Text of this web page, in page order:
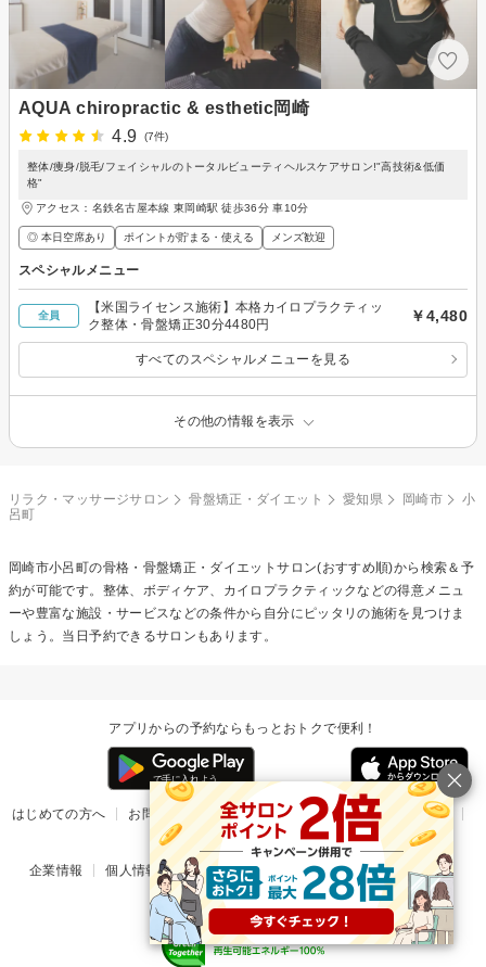
AQUA chiropractic & esthetic岡崎
4.9
(7件)
整体/痩身/脱毛/フェイシャルのトータルビューティヘルスケアサロン!"高技術&低価
格"
アクセス：名鉄名古屋本線 東岡崎駅 徒歩36分 車10分
◎ 本日空席あり ポイントが貯まる・使える メンズ歓迎
スペシャルメニュー
全員
【米国ライセンス施術】本格カイロプラクティッ
ク整体・骨盤矯正30分4480円
￥4,480
すべてのスペシャルメニューを見る
その他の情報を表示
リラク・マッサージサロン 骨盤矯正・ダイエット 愛知県 岡崎市
小
呂町
岡崎市小呂町の骨格・骨盤矯正・ダイエットサロン(おすすめ順)から検索＆予
約が可能です。整体、ボディケア、カイロプラクティックなどの得意メニュ
ーや豊富な施設・サービスなどの条件から自分にピッタリの施術を見つけま
しょう。当日予約できるサロンもあります。
アプリからの予約ならもっとおトクで便利！
はじめての方へ お問い合わせ ヘルプ リリース情報
利用規約
掲載ご希望のサロン様
企業情報 個人情報保護方針 楽天のサービス一覧 アプリ一覧
© Rakuten Group, Inc.